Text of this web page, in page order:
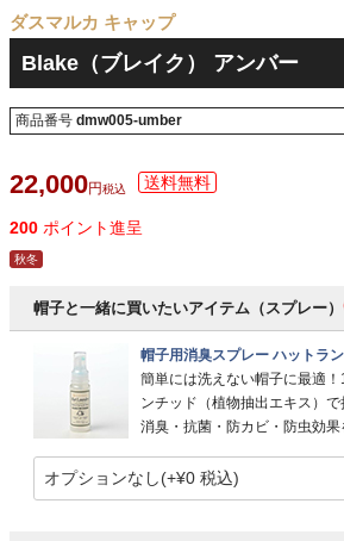
ダスマルカ キャップ
Blake（ブレイク） アンバー
商品番号 dmw005-umber
22,000 税込
200 ポイント進呈
秋冬
帽子と一緒に買いたいアイテム（スプレー）
帽子用消臭スプレー ハットラ
簡単には洗えない帽子に最適
ンチッド（植物抽出エキス）
消臭・抗菌・防カビ・防虫効果